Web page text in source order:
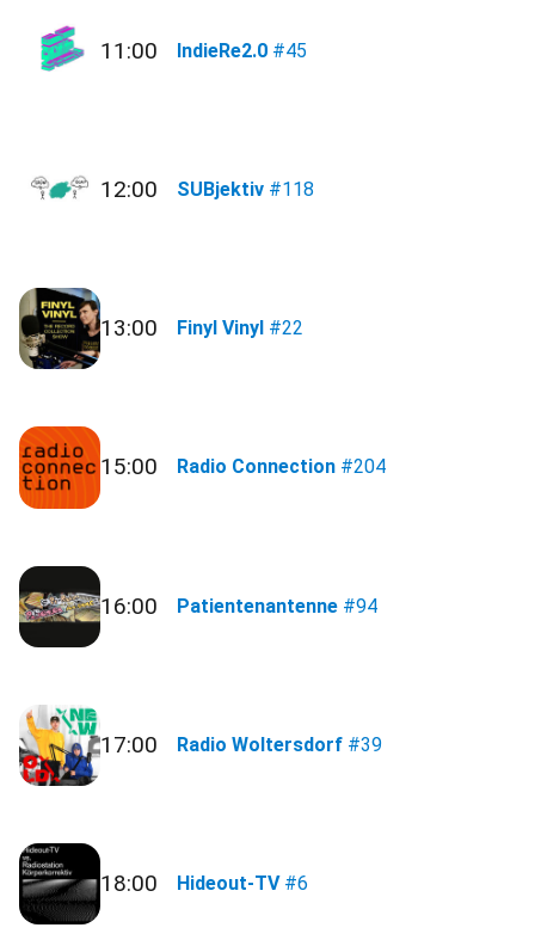
11:00 IndieRe2.0 #45
12:00 SUBjektiv #118
13:00 Finyl Vinyl #22
15:00 Radio Connection #204
16:00 Patientenantenne #94
17:00 Radio Woltersdorf #39
18:00 Hideout-TV #6